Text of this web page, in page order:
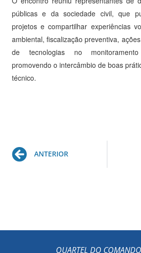
públicas e da sociedade civil, que
projetos e compartilhar experiências
ambiental, fiscalização preventiva,
de tecnologias no
promovendo o intercâmbio de boas
técnico.
Prev
ANTERIOR
QUARTEL DO